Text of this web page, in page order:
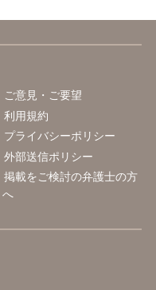
ご意見・ご要望
利用規約
プライバシーポリシー
外部送信ポリシー
掲載をご検討の弁護士の方
へ